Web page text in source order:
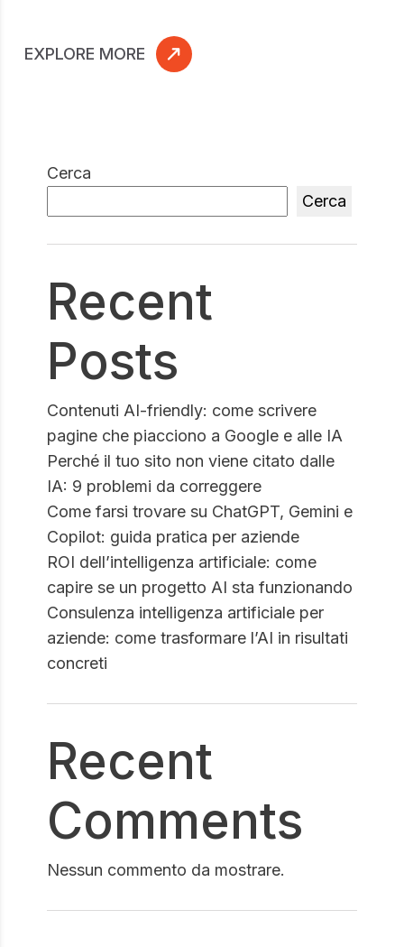
EXPLORE MORE
Cerca
Cerca
Recent
Posts
Contenuti AI-friendly: come scrivere
pagine che piacciono a Google e alle IA
Perché il tuo sito non viene citato dalle
IA: 9 problemi da correggere
Come farsi trovare su ChatGPT, Gemini e
Copilot: guida pratica per aziende
ROI dell’intelligenza artificiale: come
capire se un progetto AI sta funzionando
Consulenza intelligenza artificiale per
aziende: come trasformare l’AI in risultati
concreti
Recent
Comments
Nessun commento da mostrare.